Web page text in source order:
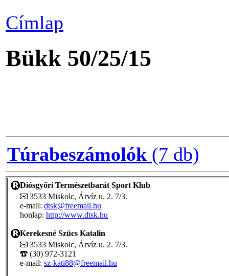
Címlap
Bükk 50/25/15
Túrabeszámolók (7 db)
Diósgyőri Természetbarát Sport Klub
3533 Miskolc, Árvíz u. 2. 7/3.
e-mail: dtsk@freemail.hu
honlap: http://www.dtsk.hu
Kerekesné Szücs Katalin
3533 Miskolc, Árvíz u. 2. 7/3.
(30) 972-3121
e-mail: sz-kati88@freemail.hu